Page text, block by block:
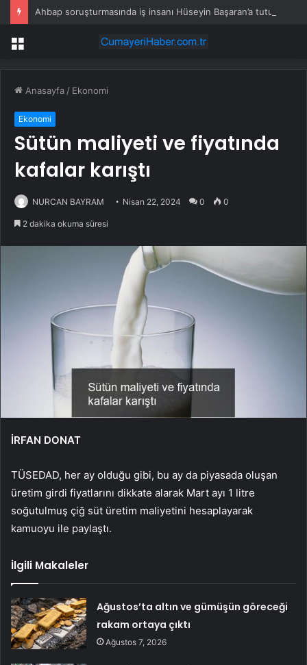
Menü
Anasayfa / Ekonomi
Ekonomi
Sütün maliyeti ve fiyatında
kafalar karıştı
NURCAN BAYRAM Nisan 22, 2024 0 0
2 dakika okuma süresi
İRFAN DONAT
TÜSEDAD, her ay olduğu gibi, bu ay da piyasada oluşan
üretim girdi fiyatlarını dikkate alarak Mart ayı 1 litre
soğutulmuş çiğ süt üretim maliyetini hesaplayarak
kamuoyu ile paylaştı.
İlgili Makaleler
Ağustos’ta altın ve gümüşün göreceği
rakam ortaya çıktı
Ağustos 7, 2026